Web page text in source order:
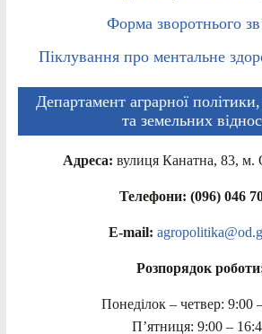
Форма зворотнього
Піклування про ментальне
Департамент аграрної
та земельних
Адреса: вулиця Канатна, 83, м.
Телефони: (096) 046
E-mail:
Розпорядок
Понеділок – четвер: 9:00
П’ятниця: 9:00 –